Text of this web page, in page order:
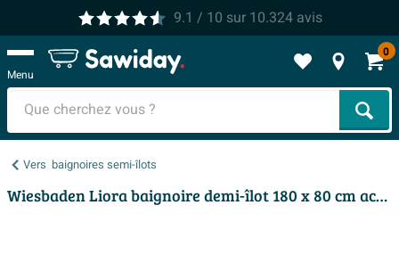
9.1 / 10 sur 10.324avis
Menu
0
Vers baignoires semi-îlots
Wiesbaden Liora baignoire demi-îlot 180 x 80 cm acrylique brillant blanc avec bonde brillant blanc